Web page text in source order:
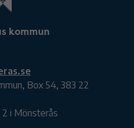
kommun
Box 54, 383 22
2 i Mönsterås